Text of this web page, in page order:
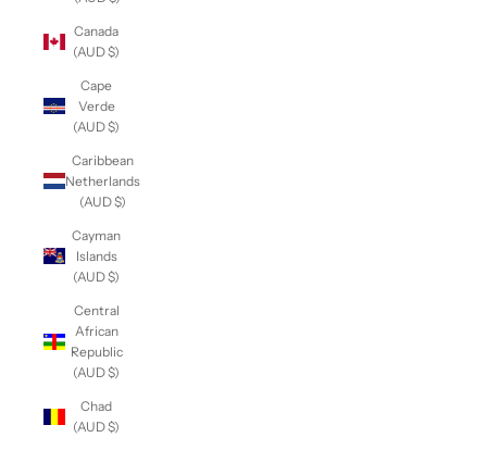
Canada
(AUD $)
Cape
Verde
(AUD $)
Caribbean
Netherlands
(AUD $)
Cayman
Islands
(AUD $)
Central
African
Republic
(AUD $)
Chad
(AUD $)